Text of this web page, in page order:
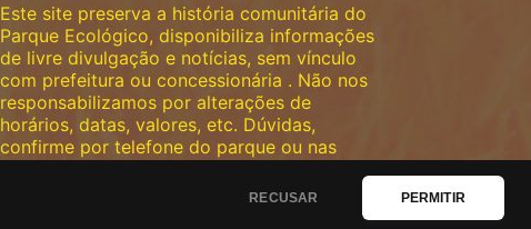
RECUSAR PERMITIR
Este site preserva a história comunitária do
Parque Ecológico, disponibiliza informações
de livre divulgação e notícias, sem vínculo
com prefeitura ou concessionária . Não nos
responsabilizamos por alterações de
horários, datas, valores, etc. Dúvidas,
confirme por telefone do parque ou nas